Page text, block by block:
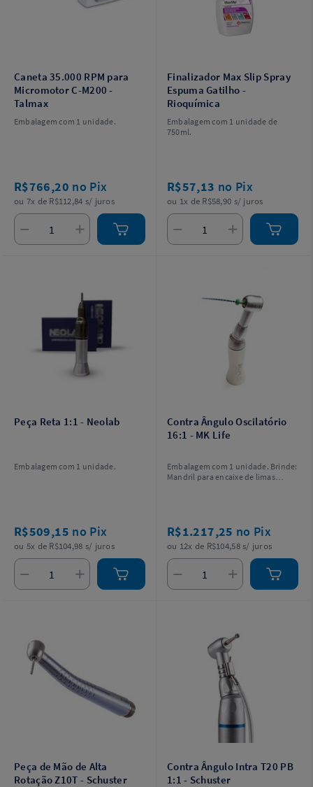
Caneta 35.000 RPM para
Micromotor C-M200 -
Talmax
Embalagem com 1 unidade.
R$766,20 no Pix
ou 7x de R$112,84 s/ juros
Finalizador Max Slip Spray
Espuma Gatilho -
Rioquímica
Embalagem com 1 unidade de
750ml.
R$57,13 no Pix
ou 1x de R$58,90 s/ juros
Peça Reta 1:1 - Neolab
Embalagem com 1 unidade.
R$509,15 no Pix
ou 5x de R$104,98 s/ juros
Contra Ângulo Oscilatório
16:1 - MK Life
Embalagem com 1 unidade. Brinde:
Mandril para encaixe de limas
R$1.217,25 no Pix
ou 12x de R$104,58 s/ juros
Peça de Mão de Alta
Rotação Z10T - Schuster
Contra Ângulo Intra T20 PB
1:1 - Schuster